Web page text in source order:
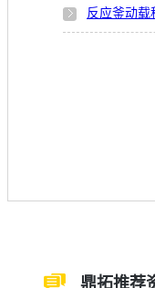
反应釜动载
鼎拓推荐